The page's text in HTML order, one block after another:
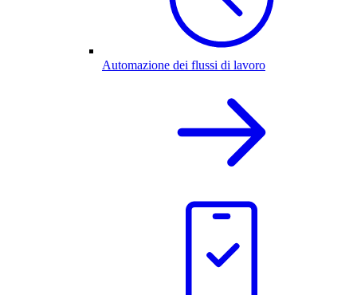
Automazione dei flussi di lavoro